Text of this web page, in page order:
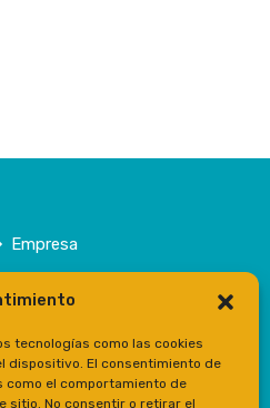
tecnologías como las cookies
dispositivo. El consentimiento de
el comportamiento de
sitio. No consentir o retirar el
Empresa